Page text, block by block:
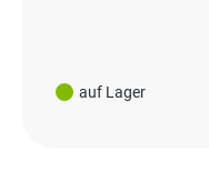
auf Lager